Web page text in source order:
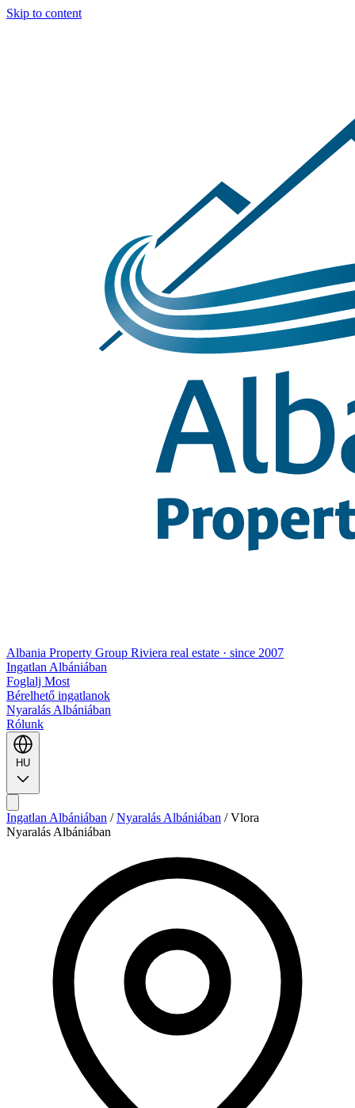
Skip to content
Albania Property Group Riviera real estate · since 2007
Ingatlan Albániában
Foglalj Most
Bérelhető ingatlanok
Nyaralás Albániában
Rólunk
HU
Ingatlan Albániában / Nyaralás Albániában / Vlora
Nyaralás Albániában